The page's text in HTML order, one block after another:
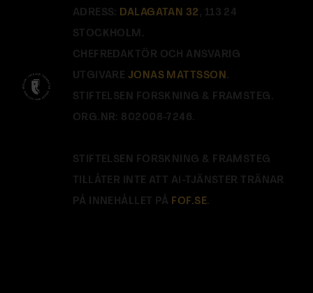
ADRESS: DALAGATAN 32 , 113 24
STOCKHOLM.
CHEFREDAKTÖR OCH ANSVARIG
UTGIVARE JONAS MATTSSON .
STIFTELSEN FORSKNING & FRAMSTEG.
ORG.NR: 802008-7246.
STIFTELSEN FORSKNING & FRAMSTEG
TILLÅTER INTE ATT AI-TJÄNSTER TRÄNAR
PÅ INNEHÅLLET PÅ FOF.SE.